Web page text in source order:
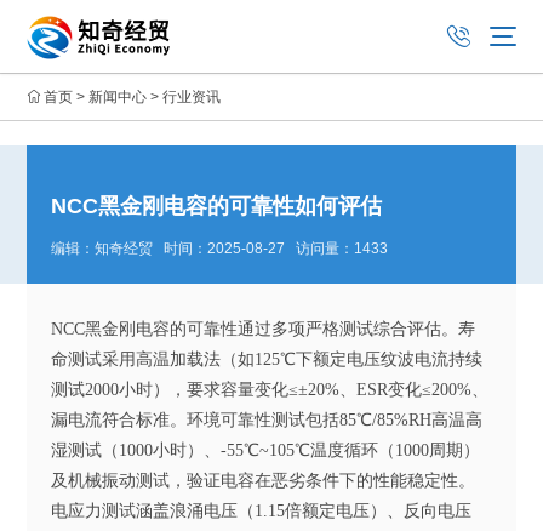
首页 > 新闻中心 >行业资讯
NCC黑金刚电容的可靠性如何评估
编辑：知奇经贸 时间：2025-08-27 访问量：1433
NCC黑金刚电容的可靠性通过多项严格测试综合评估。寿
命测试采用高温加载法（如125℃下额定电压纹波电流持续
测试2000小时），要求容量变化≤±20%、ESR变化≤200%、
漏电流符合标准。环境可靠性测试包括85℃/85%RH高温高
湿测试（1000小时）、-55℃~105℃温度循环（1000周期）
及机械振动测试，验证电容在恶劣条件下的性能稳定性。
电应力测试涵盖浪涌电压（1.15倍额定电压）、反向电压